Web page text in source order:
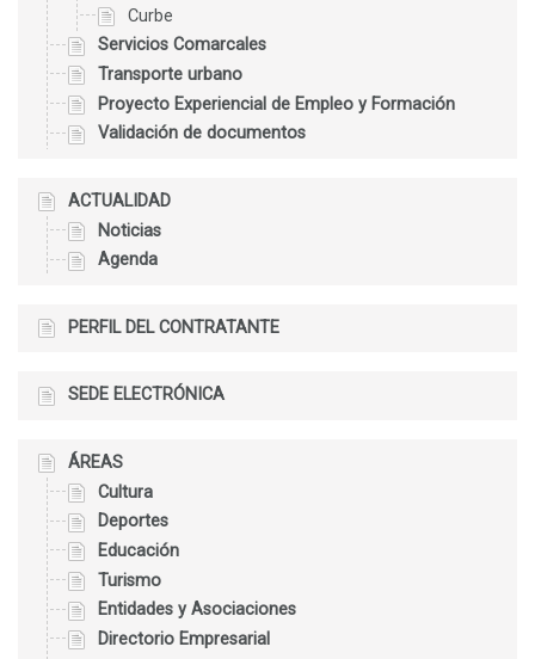
Curbe
Servicios Comarcales
Transporte urbano
Proyecto Experiencial de Empleo y Formación
Validación de documentos
ACTUALIDAD
Noticias
Agenda
PERFIL DEL CONTRATANTE
SEDE ELECTRÓNICA
ÁREAS
Cultura
Deportes
Educación
Turismo
Entidades y Asociaciones
Directorio Empresarial